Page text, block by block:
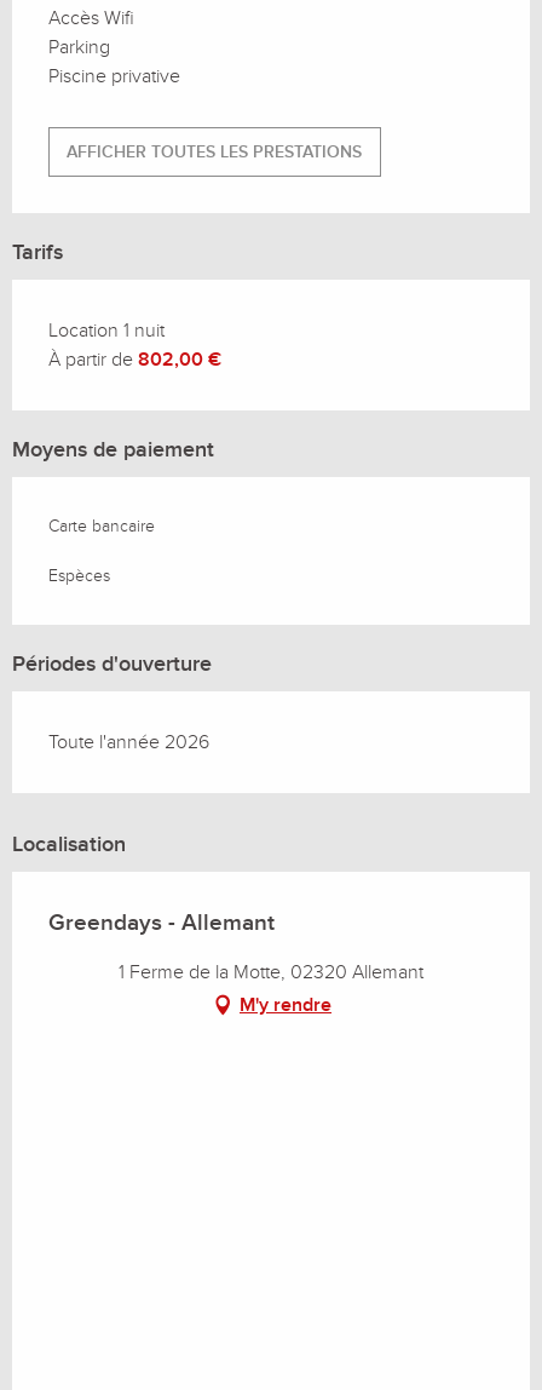
Accès Wifi
Parking
Piscine privative
AFFICHER TOUTES LES PRESTATIONS
Tarifs
Location 1 nuit
À partir de 802,00 €
Moyens de paiement
Carte bancaire
Espèces
Périodes d'ouverture
Toute l'année 2026
Localisation
Greendays - Allemant
1 Ferme de la Motte, 02320 Allemant
M'y rendre